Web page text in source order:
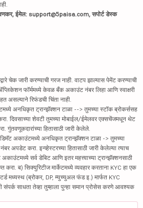
ईमेल: support@5paisa.com, सपोर्ट डेस्क
चेक जारी करण्याची गरज नाही. वाटप झाल्यास पेमेंट करण्याची
फॉर्ममध्ये केवळ बँक अकाउंट नंबर लिहा आणि स्वाक्षरी
असल्याने रिफंडची चिंता नाही.
अनधिकृत ट्रान्झॅक्शन टाळा --> तुमच्या स्टॉक ब्रोकर्ससह
दिवसाच्या शेवटी तुमच्या मोबाईल/ईमेलवर एक्सचेंजमधून थेट
गुंतवणूकदारांच्या हितासाठी जारी केलेले.
अकाउंटमध्ये अनधिकृत ट्रान्झॅक्शन टाळा -> तुमच्या
अपडेट करा. इन्व्हेस्टरच्या हितासाठी जारी केलेल्या त्याच
सर्व डेबिट आणि इतर महत्त्वाच्या ट्रान्झॅक्शनसाठी
करा. ब) सिक्युरिटीज मार्केटमध्ये व्यवहार करताना KYC हा एक
मध्यस्थ (ब्रोकर, DP, म्युच्युअल फंड इ.) मार्फत KYC
संपर्क साधता तेव्हा तुम्हाला पुन्हा समान प्रोसेस करणे आवश्यक